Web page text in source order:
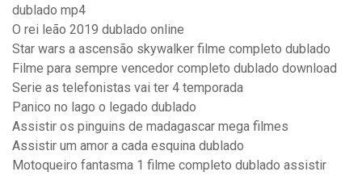
dublado mp4
O rei leão 2019 dublado online
Star wars a ascensão skywalker filme completo dublado
Filme para sempre vencedor completo dublado download
Serie as telefonistas vai ter 4 temporada
Panico no lago o legado dublado
Assistir os pinguins de madagascar mega filmes
Assistir um amor a cada esquina dublado
Motoqueiro fantasma 1 filme completo dublado assistir